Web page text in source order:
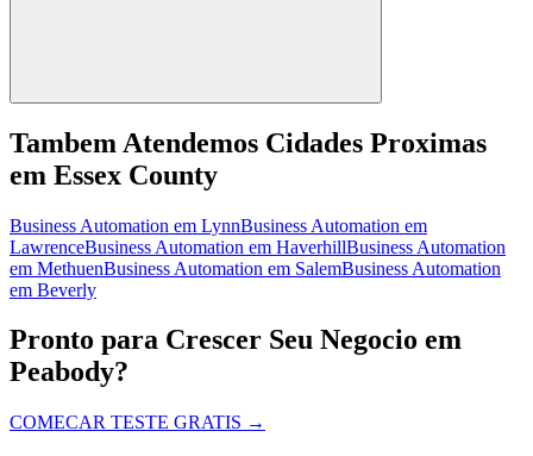
Tambem Atendemos Cidades Proximas
em Essex County
Business Automation em LynnBusiness Automation em
LawrenceBusiness Automation em HaverhillBusiness Automation
em MethuenBusiness Automation em SalemBusiness Automation
em Beverly
Pronto para Crescer Seu Negocio em
Peabody?
COMECAR TESTE GRATIS →